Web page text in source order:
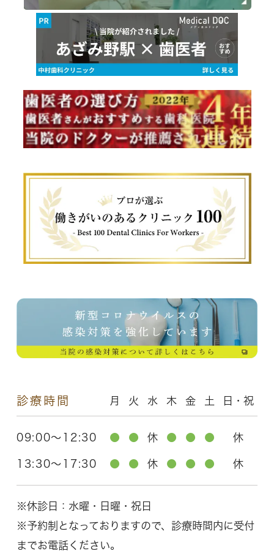
診療時間 月 火 水 木 金 土 日・祝
09:00～12:30 ● ● 休 ● ● ● 休
13:30～17:30 ● ● 休 ● ● ● 休
※休診日：水曜・日曜・祝日
※予約制となっておりますので、診療時間内に受付
までお電話ください。